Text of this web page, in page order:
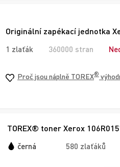
Originální zapékací jednotka
1 zlaťák 360000 stran
Proč jsou náplně TOREX®
TOREX® toner Xerox
černá 580 zlaťáků